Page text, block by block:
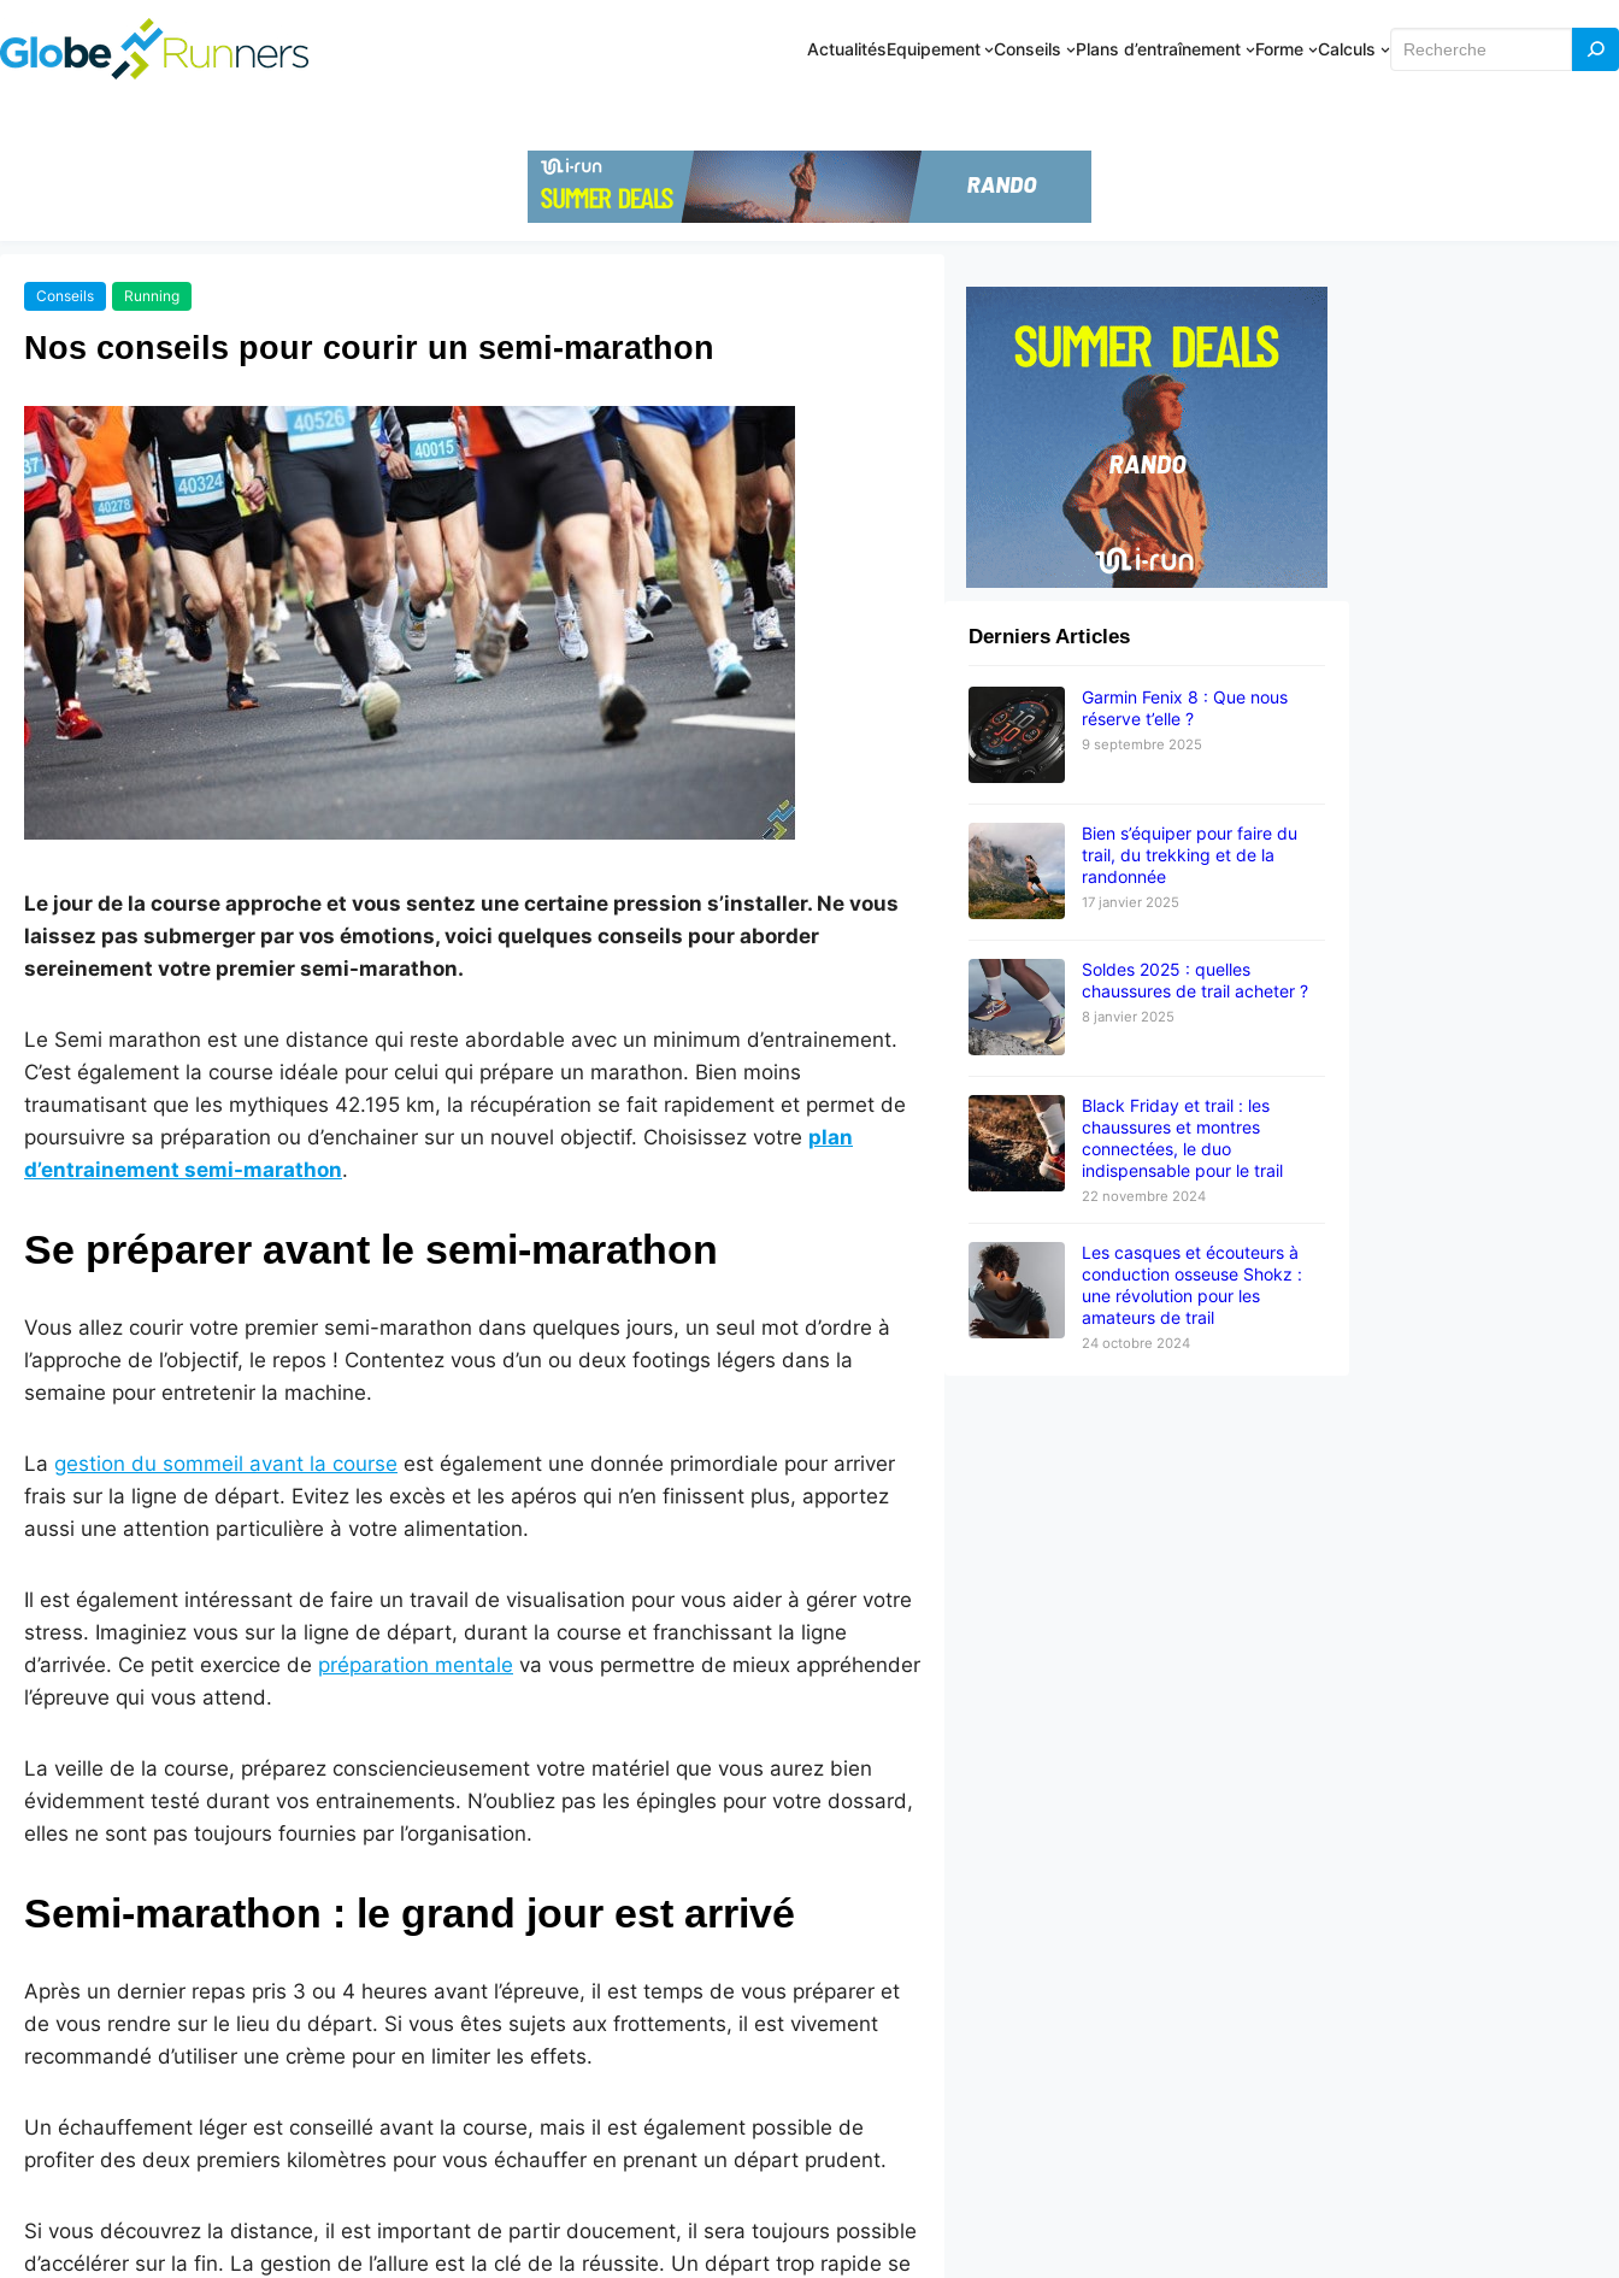
ActualitésEquipement Conseils Plans d’entraînement Forme Calculs Rechercher
Conseils Running
Nos conseils pour courir un semi-marathon
Le jour de la course approche et vous sentez une certaine pression s’installer. Ne vous
laissez pas submerger par vos émotions, voici quelques conseils pour aborder
sereinement votre premier semi-marathon.
Le Semi marathon est une distance qui reste abordable avec un minimum d’entrainement.
C’est également la course idéale pour celui qui prépare un marathon. Bien moins
traumatisant que les mythiques 42.195 km, la récupération se fait rapidement et permet de
poursuivre sa préparation ou d’enchainer sur un nouvel objectif. Choisissez votre plan
d’entrainement semi-marathon.
Se préparer avant le semi-marathon
Vous allez courir votre premier semi-marathon dans quelques jours, un seul mot d’ordre à
l’approche de l’objectif, le repos ! Contentez vous d’un ou deux footings légers dans la
semaine pour entretenir la machine.
La gestion du sommeil avant la course est également une donnée primordiale pour arriver
frais sur la ligne de départ. Evitez les excès et les apéros qui n’en finissent plus, apportez
aussi une attention particulière à votre alimentation.
Il est également intéressant de faire un travail de visualisation pour vous aider à gérer votre
stress. Imaginiez vous sur la ligne de départ, durant la course et franchissant la ligne
d’arrivée. Ce petit exercice de préparation mentale va vous permettre de mieux appréhender
l’épreuve qui vous attend.
La veille de la course, préparez consciencieusement votre matériel que vous aurez bien
évidemment testé durant vos entrainements. N’oubliez pas les épingles pour votre dossard,
elles ne sont pas toujours fournies par l’organisation.
Semi-marathon : le grand jour est arrivé
Après un dernier repas pris 3 ou 4 heures avant l’épreuve, il est temps de vous préparer et
de vous rendre sur le lieu du départ. Si vous êtes sujets aux frottements, il est vivement
recommandé d’utiliser une crème pour en limiter les effets.
Un échauffement léger est conseillé avant la course, mais il est également possible de
profiter des deux premiers kilomètres pour vous échauffer en prenant un départ prudent.
Si vous découvrez la distance, il est important de partir doucement, il sera toujours possible
d’accélérer sur la fin. La gestion de l’allure est la clé de la réussite. Un départ trop rapide se
Derniers Articles
Garmin Fenix 8 : Que nous
réserve t’elle ?
9 septembre 2025
Bien s’équiper pour faire du
trail, du trekking et de la
randonnée
17 janvier 2025
Soldes 2025 : quelles
chaussures de trail acheter ?
8 janvier 2025
Black Friday et trail : les
chaussures et montres
connectées, le duo
indispensable pour le trail
22 novembre 2024
Les casques et écouteurs à
conduction osseuse Shokz :
une révolution pour les
amateurs de trail
24 octobre 2024